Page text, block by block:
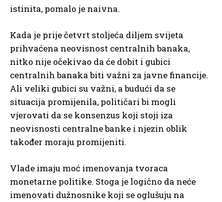
istinita, pomalo je naivna.
Kada je prije četvrt stoljeća diljem svijeta
prihvaćena neovisnost centralnih banaka,
nitko nije očekivao da će dobit i gubici
centralnih banaka biti važni za javne financije.
Ali veliki gubici su važni, a budući da se
situacija promijenila, političari bi mogli
vjerovati da se konsenzus koji stoji iza
neovisnosti centralne banke i njezin oblik
također moraju promijeniti.
Vlade imaju moć imenovanja tvoraca
monetarne politike. Stoga je logično da neće
imenovati dužnosnike koji se oglušuju na